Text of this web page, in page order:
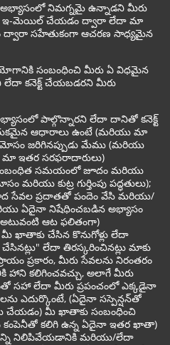
అభ్యాసంలో నిమగ్నమై ఉన్నాడని మీరు
ఇ-మెయిల్ చేయడం ద్వారా లేదా మా
ద్వారా సహేతుకంగా ఆచరణ సాధ్యమైన
సంబంధించి మీరు ఏ విధమైన
కనెక్ట్ చేయబడరని మీరు
పాల్గొన్నారని లేదా దానితో కనెక్ట్
ఆధారాలు ఉంటే (మరియు మా
జరిగినప్పుడు మేము (మరియు
ఇతర సరఫరాదారులు)
సమయంలో జూదం మరియు
కుట్ర గుర్తింపు పద్ధతులు);
సేవల ప్రదాతతో పందెం వేసి మరియు/
ఏదైనా నిషేధించబడిన అభ్యాసం
ఆట ఫలితంగా)
ఖాతాకు చేసిన కొనుగోళ్లు లేదా
లేదా తిరస్కరించినట్లు మాకు
ప్రకారం, మీరు సేవలను నిరంతరం
కలిగించవచ్చు, అలాగే మీరు
సహా లేదా మీరు ప్రపంచంలో ఎక్కడైనా
ఎదుర్కొంటే, (ఏదైనా సస్పెన్షన్‌తో
చేయడం) మీ ఖాతాకు సంబంధించి
కంపెనీతో కలిగి ఉన్న ఏదైనా ఇతర ఖాతా)
నిలిపివేయడానికి మరియు/లేదా